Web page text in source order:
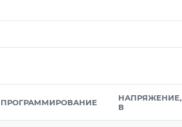
ПРОГРАММИРОВАНИЕ
НАПРЯЖЕНИЕ,
В